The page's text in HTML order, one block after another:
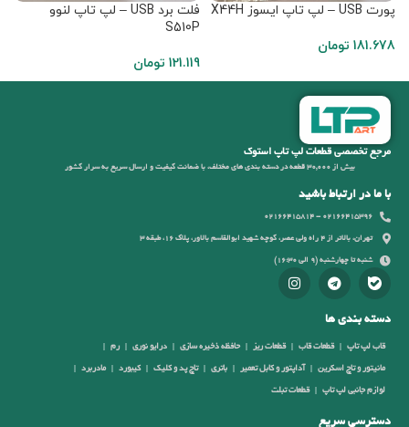
پورت USB – لپ تاپ ایسوز X44H
181.678 تومان
فلت برد USB – لپ تاپ لنوو
S510P
121.119 تومان
مرجع تخصصی قطعات لپ تاپ استوک
بیش از 30,000 قطعه در دسته بندی های مختلف، با ضمانت کیفیت و ارسال سریع به سرار کشور
با ما در ارتباط باشید
02166415396 - 02166415814
تهران، بالاتر از 4 راه ولی عصر، کوچه شهید ابوالقاسم بالاور، پلاک 16، طبقه 3
شنبه تا چهارشنبه (9 الی 16:30)
دسته بندی ها
قاب لپ تاپ قطعات قاب قطعات ریز حافظه ذخیره سازی درایو نوری رم
مانیتور و تاچ اسکرین آداپتور و کابل تعمیر باتری تاچ پد و کلیک کیبورد مادربرد
لوازم جانبی لپ تاپ قطعات تبلت
دسترسی سریع